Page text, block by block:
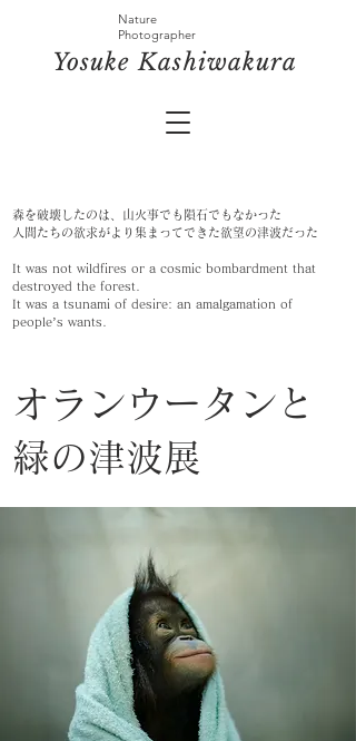
Nature
Photographer
​YosukeKashiwakura
森を破壊したのは、山火事でも隕石でもなかった
人間たちの欲求がより集まってできた欲望の津波だった
It was not wildfires or a cosmic bombardment that
destroyed the forest.
It was a tsunami of desire: an amalgamation of
people’s wants.
オランウータンと
緑の津波展